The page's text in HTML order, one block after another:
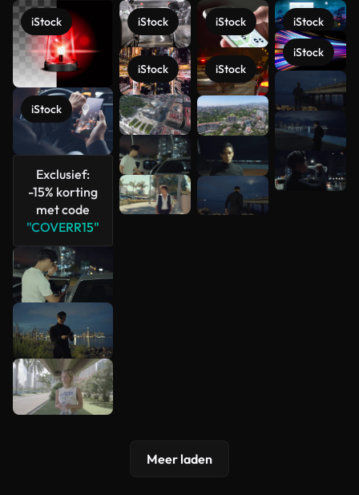
iStock
iStock
Exclusief:
-15% korting
met code
"COVERR15"
iStock
iStock
iStock
iStock
iStock
iStock
Meer
bekijken
Meer laden